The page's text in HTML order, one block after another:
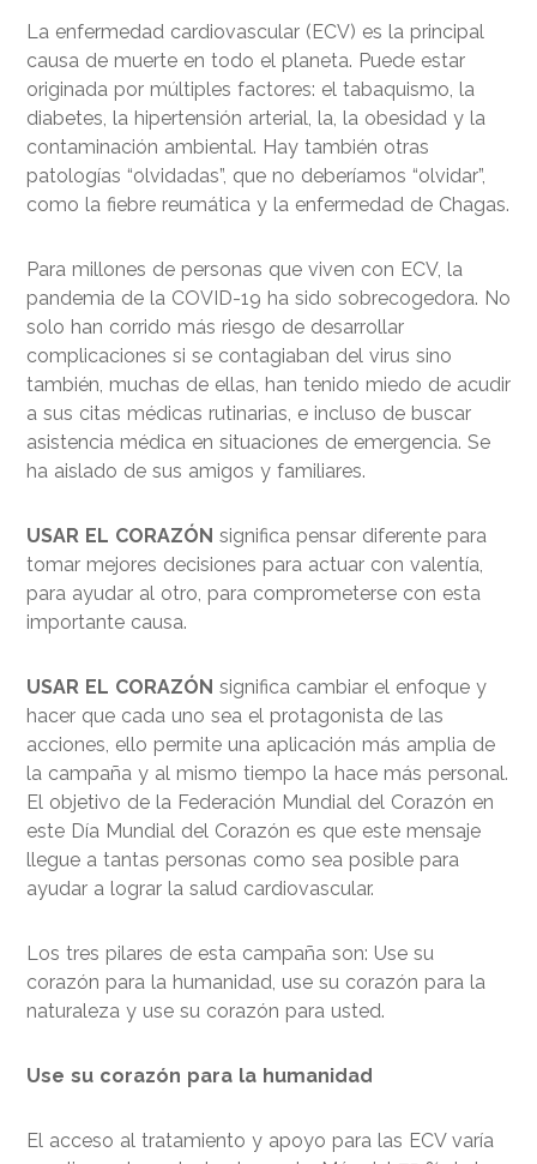
La enfermedad cardiovascular (ECV) es la principal
causa de muerte en todo el planeta. Puede estar
originada por múltiples factores: el tabaquismo, la
diabetes, la hipertensión arterial, la, la obesidad y la
contaminación ambiental. Hay también otras
patologías “olvidadas”, que no deberíamos “olvidar”,
como la fiebre reumática y la enfermedad de Chagas.
Para millones de personas que viven con ECV, la
pandemia de la COVID-19 ha sido sobrecogedora. No
solo han corrido más riesgo de desarrollar
complicaciones si se contagiaban del virus sino
también, muchas de ellas, han tenido miedo de acudir
a sus citas médicas rutinarias, e incluso de buscar
asistencia médica en situaciones de emergencia. Se
ha aislado de sus amigos y familiares.
USAR EL CORAZÓN significa pensar diferente para
tomar mejores decisiones para actuar con valentía,
para ayudar al otro, para comprometerse con esta
importante causa.
USAR EL CORAZÓN significa cambiar el enfoque y
hacer que cada uno sea el protagonista de las
acciones, ello permite una aplicación más amplia de
la campaña y al mismo tiempo la hace más personal.
El objetivo de la Federación Mundial del Corazón en
este Día Mundial del Corazón es que este mensaje
llegue a tantas personas como sea posible para
ayudar a lograr la salud cardiovascular.
Los tres pilares de esta campaña son: Use su
corazón para la humanidad, use su corazón para la
naturaleza y use su corazón para usted.
Use su corazón para la humanidad
El acceso al tratamiento y apoyo para las ECV varía